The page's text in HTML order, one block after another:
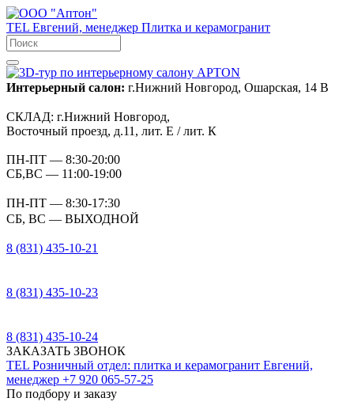
TEL Евгений, менеджер Плитка и керамогранит
Интерьерный салон: г.Нижний Новгород, Ошарская, 14 В
СКЛАД: г.Нижний Новгород,
Восточный проезд, д.11, лит. Е / лит. К
ПН-ПТ — 8:30-20:00
СБ,ВС — 11:00-19:00
ПН-ПТ — 8:30-17:30
СБ, ВС — ВЫХОДНОЙ
8 (831) 435-10-21
8 (831) 435-10-23
8 (831) 435-10-24
ЗАКАЗАТЬ ЗВОНОК
TEL Розничный отдел: плитка и керамогранит Евгений,
менеджер +7 920 065-57-25
По подбору и заказу